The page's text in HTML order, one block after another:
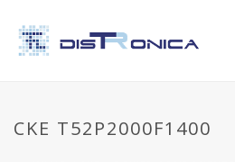
CKE T52P2000F1400